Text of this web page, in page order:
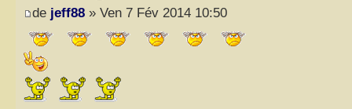
de jeff88 » Ven 7 Fév 2014 10:50